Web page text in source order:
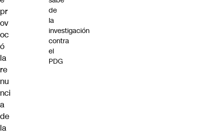
pr
ov
oc
ó
la
re
nu
nci
a
de
la
de
la
investigación
contra
el
PDG